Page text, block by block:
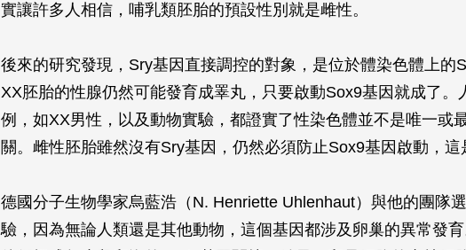
實讓許多人相信，哺乳類胚胎的預設性別就是雌性。
後來的研究發現， Sry基因直接調控的對象，是位於體染色體上的
XX胚胎的性腺仍然可能發育成睪丸，只要啟動Sox9基因就成了。
例，如XX男性，以及動物實驗，都證實了性染色體並不是唯一或
關。雌性胚胎雖然沒有Sry基因，仍然必須防止Sox9基因啟動，這
德國分子生物學家烏藍浩（N. Henriette Uhlenhaut）與他的團隊
驗，因為無論人類還是其他動物，這個基因都涉及卵巢的異常發育